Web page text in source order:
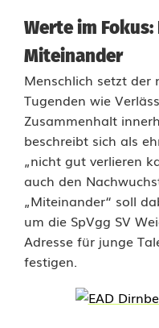
n
t
e
:
S
c
h
r
e
Werte im
Miteinander
Menschlich setzt der
Tugenden wie
Zusammenhalt
beschreibt sich als
„nicht gut verlieren
auch den
„Miteinander“ soll
um die SpVgg SV
Adresse für junge
festigen.